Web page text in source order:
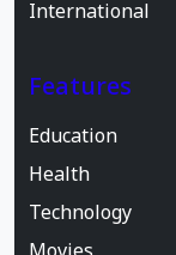
International
Features
Education
Health
Technology